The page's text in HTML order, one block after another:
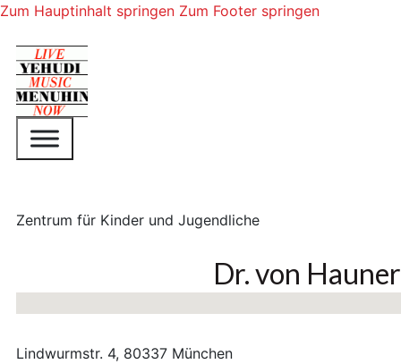
Zum Hauptinhalt springen Zum Footer springen
Zentrum für Kinder und Jugendliche
Dr. von
Lindwurmstr. 4, 80337 München